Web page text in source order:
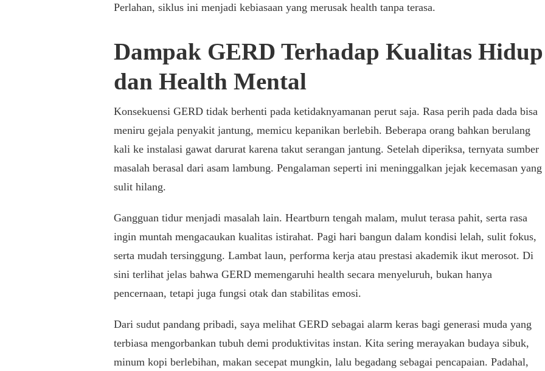
Perlahan, siklus ini menjadi kebiasaan yang merusak health tanpa terasa.
Dampak GERD Terhadap Kualitas Hidup
dan Health Mental
Konsekuensi GERD tidak berhenti pada ketidaknyamanan perut saja. Rasa perih pada dada bisa
meniru gejala penyakit jantung, memicu kepanikan berlebih. Beberapa orang bahkan berulang
kali ke instalasi gawat darurat karena takut serangan jantung. Setelah diperiksa, ternyata sumber
masalah berasal dari asam lambung. Pengalaman seperti ini meninggalkan jejak kecemasan yang
sulit hilang.
Gangguan tidur menjadi masalah lain. Heartburn tengah malam, mulut terasa pahit, serta rasa
ingin muntah mengacaukan kualitas istirahat. Pagi hari bangun dalam kondisi lelah, sulit fokus,
serta mudah tersinggung. Lambat laun, performa kerja atau prestasi akademik ikut merosot. Di
sini terlihat jelas bahwa GERD memengaruhi health secara menyeluruh, bukan hanya
pencernaan, tetapi juga fungsi otak dan stabilitas emosi.
Dari sudut pandang pribadi, saya melihat GERD sebagai alarm keras bagi generasi muda yang
terbiasa mengorbankan tubuh demi produktivitas instan. Kita sering merayakan budaya sibuk,
minum kopi berlebihan, makan secepat mungkin, lalu begadang sebagai pencapaian. Padahal,